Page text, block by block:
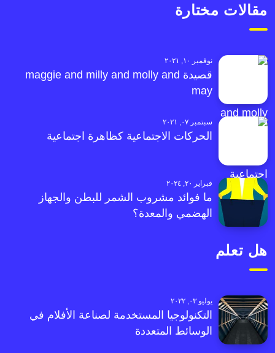
مقالات مختارة
نوفمبر ١٠, ٢٠٢١
قصيدة maggie and milly and molly and
may
سبتمبر ٠٧, ٢٠٢١
الحركات الاجتماعية كظاهرة اجتماعية
فبراير ٢٠, ٢٠٢٤
ما فوائد مشروب الشمر للبطن والجهاز
الهضمي والمعدة؟
هل تعلم
يوليو ٠٣, ٢٠٢٢
التكنولوجيا المستخدمة لصناعة الأفلام في
الوسائط المتعددة